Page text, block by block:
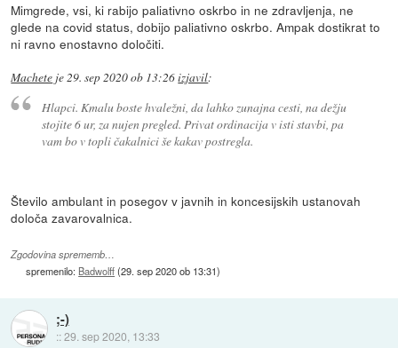
Mimgrede, vsi, ki rabijo paliativno oskrbo in ne zdravljenja, ne
glede na covid status, dobijo paliativno oskrbo. Ampak dostikrat to
ni ravno enostavno določiti.
Machete je29. sep 2020 ob 13:26izjavil:
Hlapci. Kmalu boste hvaležni, da lahko zunajna cesti, na dežju
stojite 6 ur, za nujen pregled. Privat ordinacija v isti stavbi, pa
vam bo v topli čakalnici še kakav postregla.
Število ambulant in posegov v javnih in koncesijskih ustanovah
določa zavarovalnica.
Zgodovina sprememb…
spremenilo: Badwolff(29. sep 2020 ob 13:31)
;-)
::29. sep 2020, 13:33